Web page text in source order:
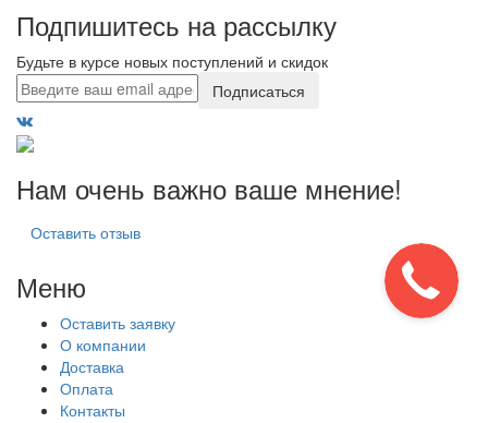
Подпишитесь на рассылку
Будьте в курсе новых поступлений и скидок
Подписаться
Нам очень важно ваше мнение!
Оставить отзыв
Меню
Оставить заявку
О компании
Доставка
Оплата
Контакты